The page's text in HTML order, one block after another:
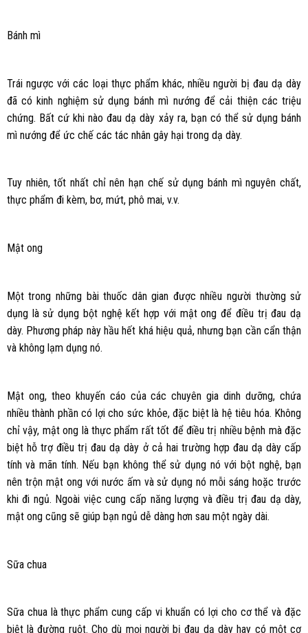
Bánh mì
Trái ngược với các loại thực phẩm khác, nhiều người bị đau dạ dày
đã có kinh nghiệm sử dụng bánh mì nướng để cải thiện các triệu
chứng. Bất cứ khi nào đau dạ dày xảy ra, bạn có thể sử dụng bánh
mì nướng để ức chế các tác nhân gây hại trong dạ dày.
Tuy nhiên, tốt nhất chỉ nên hạn chế sử dụng bánh mì nguyên chất,
thực phẩm đi kèm, bơ, mứt, phô mai, v.v.
Mật ong
Một trong những bài thuốc dân gian được nhiều người thường sử
dụng là sử dụng bột nghệ kết hợp với mật ong để điều trị đau dạ
dày. Phương pháp này hầu hết khá hiệu quả, nhưng bạn cần cẩn thận
và không lạm dụng nó.
Mật ong, theo khuyến cáo của các chuyên gia dinh dưỡng, chứa
nhiều thành phần có lợi cho sức khỏe, đặc biệt là hệ tiêu hóa. Không
chỉ vậy, mật ong là thực phẩm rất tốt để điều trị nhiều bệnh mà đặc
biệt hỗ trợ điều trị đau dạ dày ở cả hai trường hợp đau dạ dày cấp
tính và mãn tính. Nếu bạn không thể sử dụng nó với bột nghệ, bạn
nên trộn mật ong với nước ấm và sử dụng nó mỗi sáng hoặc trước
khi đi ngủ. Ngoài việc cung cấp năng lượng và điều trị đau dạ dày,
mật ong cũng sẽ giúp bạn ngủ dễ dàng hơn sau một ngày dài.
Sữa chua
Sữa chua là thực phẩm cung cấp vi khuẩn có lợi cho cơ thể và đặc
biệt là đường ruột. Cho dù mọi người bị đau dạ dày hay có một cơ